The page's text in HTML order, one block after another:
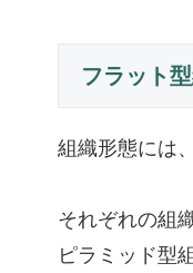
フラット
組織形態には
それぞれの組
ピラミッド型